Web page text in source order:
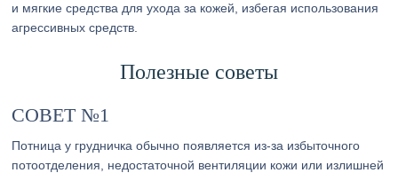
и мягкие средства для ухода за кожей, избегая использования
агрессивных средств.
Полезные советы
СОВЕТ №1
Потница у грудничка обычно появляется из-за избыточного
потоотделения, недостаточной вентиляции кожи или излишней